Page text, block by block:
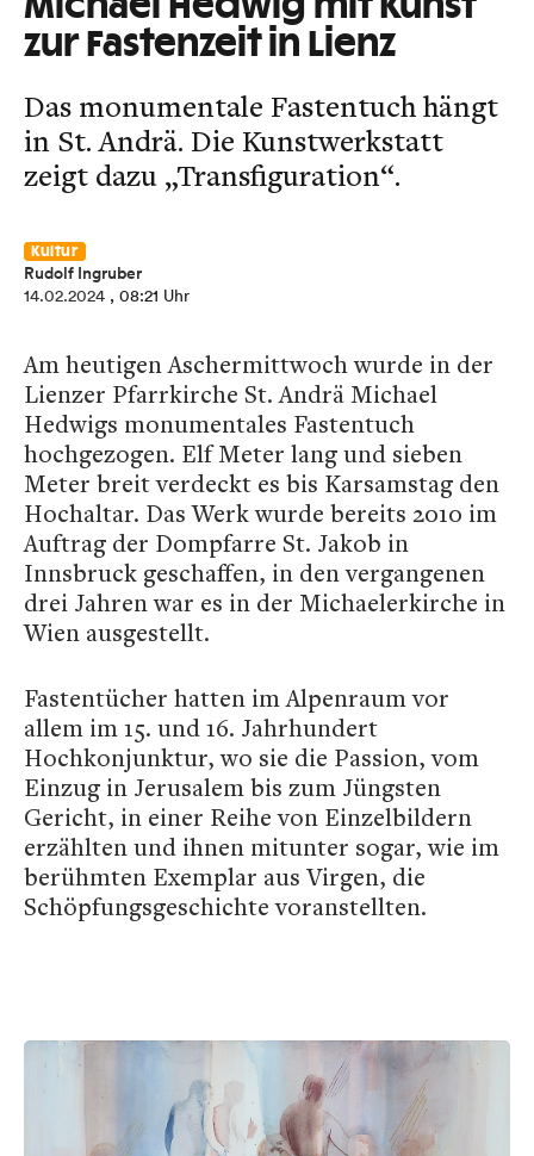
Michael Hedwig mit Kunst
zur Fastenzeit in Lienz
Das monumentale Fastentuch hängt
in St. Andrä. Die Kunstwerkstatt
zeigt dazu „Transfiguration“.
Kultur
Rudolf Ingruber
14.02.2024 , 08:21 Uhr
Am heutigen Aschermittwoch wurde in der
Lienzer Pfarrkirche St. Andrä Michael
Hedwigs monumentales Fastentuch
hochgezogen. Elf Meter lang und sieben
Meter breit verdeckt es bis Karsamstag den
Hochaltar. Das Werk wurde bereits 2010 im
Auftrag der Dompfarre St. Jakob in
Innsbruck geschaffen, in den vergangenen
drei Jahren war es in der Michaelerkirche in
Wien ausgestellt.
Fastentücher hatten im Alpenraum vor
allem im 15. und 16. Jahrhundert
Hochkonjunktur, wo sie die Passion, vom
Einzug in Jerusalem bis zum Jüngsten
Gericht, in einer Reihe von Einzelbildern
erzählten und ihnen mitunter sogar, wie im
berühmten Exemplar aus Virgen, die
Schöpfungsgeschichte voranstellten.